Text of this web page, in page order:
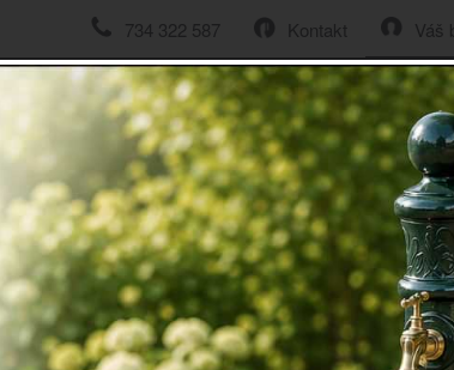
Váš
Kontakt
734 322 587
->Dezertní talíř oválný BRISA modrý 15 cm
Dezertní talíř oválný
keramický